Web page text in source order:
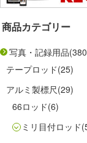
商品カテゴリー
写真・記録用品
テープロッド(25)
アルミ製標尺(29)
66ロッド(6)
ミリ目付ロッド